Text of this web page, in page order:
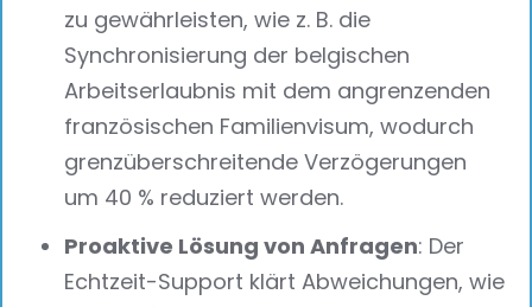
zu gewährleisten, wie z. B. die
Synchronisierung der belgischen
Arbeitserlaubnis mit dem angrenzenden
französischen Familienvisum, wodurch
grenzüberschreitende Verzögerungen
um 40 % reduziert werden.
Proaktive Lösung von Anfragen: Der
Echtzeit-Support klärt Abweichungen, wie